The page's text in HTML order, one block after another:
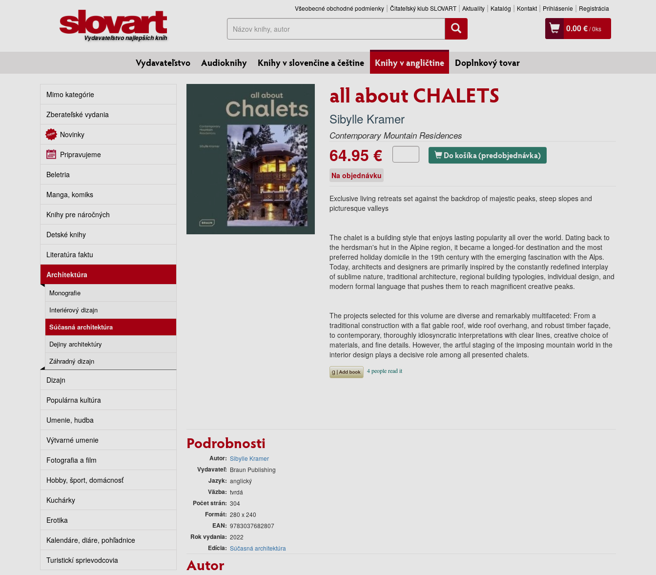
Vydavateľstvo najlepších kníh
Všeobecné obchodné podmienky Čitateľský klub SLOVART Aktuality Katalóg Kontakt Prihlásenie Registrácia
Hľadať 0.00 €/0ks
Vydavateľstvo Audioknihy Knihy v slovenčine a češtine Knihy v angličtine Doplnkový tovar
Mimo kategórie
Zberateľské vydania
Novinky
Pripravujeme
Beletria
Manga, komiks
Knihy pre náročných
Detské knihy
Literatúra faktu
Architektúra
Monografie
Interiérový dizajn
Súčasná architektúra
Dejiny architektúry
Záhradný dizajn
Dizajn
Populárna kultúra
Umenie, hudba
Výtvarné umenie
Fotografia a film
Hobby, šport, domácnosť
Kuchárky
Erotika
Kalendáre, diáre, pohľadnice
Turistickí sprievodcovia
all about CHALETS
Sibylle Kramer
Contemporary Mountain Residences
64.95 € Do košíka (predobjednávka)
Na objednávku
Exclusive living retreats set against the backdrop of majestic peaks, steep slopes and
picturesque valleys
The chalet is a building style that enjoys lasting popularity all over the world. Dating back to
the herdsman's hut in the Alpine region, it became a longed-for destination and the most
preferred holiday domicile in the 19th century with the emerging fascination with the Alps.
Today, architects and designers are primarily inspired by the constantly redefined interplay
of sublime nature, traditional architecture, regional building typologies, individual design, and
modern formal language that pushes them to reach magnificent creative peaks.
The projects selected for this volume are diverse and remarkably multifaceted: From a
traditional construction with a flat gable roof, wide roof overhang, and robust timber façade,
to contemporary, thoroughly idiosyncratic interpretations with clear lines, creative choice of
materials, and fine details. However, the artful staging of the imposing mountain world in the
interior design plays a decisive role among all presented chalets.
Podrobnosti
Autor Sibylle Kramer
Vydavateľ Braun Publishing
Jazyk anglický
Väzba tvrdá
Počet strán 304
Formát 280 x 240
EAN 9783037682807
Rok vydania 2022
Edícia Súčasná architektúra
Autor